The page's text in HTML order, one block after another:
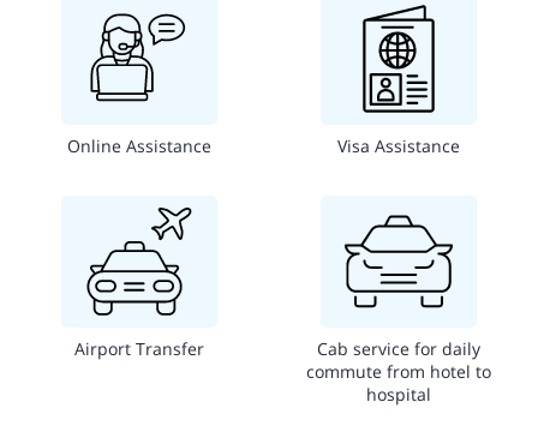
Online Assistance Visa Assistance
Airport Transfer
Cab service for daily
commute from hotel to
hospital